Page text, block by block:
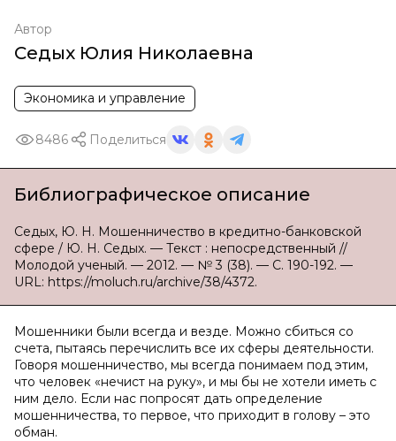
Автор
Седых Юлия Николаевна
Экономика и управление
8486 Поделиться
Библиографическое описание
Седых, Ю. Н. Мошенничество в кредитно-банковской
сфере / Ю. Н. Седых. — Текст : непосредственный //
Молодой ученый. — 2012. — № 3 (38). — С. 190-192. —
URL: https://moluch.ru/archive/38/4372.
Мошенники были всегда и везде. Можно сбиться со
счета, пытаясь перечислить все их сферы деятельности.
Говоря мошенничество, мы всегда понимаем под этим,
что человек «нечист на руку», и мы бы не хотели иметь с
ним дело. Если нас попросят дать определение
мошенничества, то первое, что приходит в голову – это
обман.